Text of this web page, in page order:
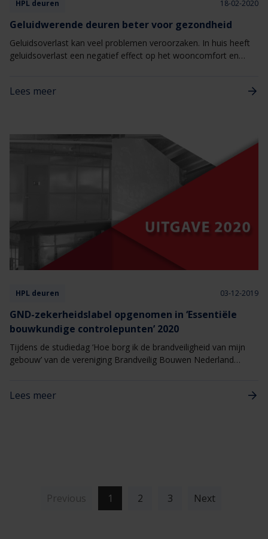
HPL deuren 18-02-2020
Geluidwerende deuren beter voor gezondheid
Geluidsoverlast kan veel problemen veroorzaken. In huis heeft
geluidsoverlast een negatief effect op het wooncomfort en
productiviteit door geluidsoverlast. Daarom is goede
Lees meer
HPL deuren 03-12-2019
GND-zekerheidslabel opgenomen in ‘Essentiële
bouwkundige controlepunten’ 2020
Tijdens de studiedag ‘Hoe borg ik de brandveiligheid van mijn
gebouw’ van de vereniging Brandveilig Bouwen Nederland
hoofdstuk 7, het GND-zekerheidslabel opgenomen als
Lees meer
Previous 1 (current)
2 3 Next